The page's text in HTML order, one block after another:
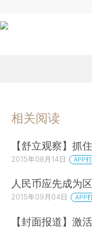
相关阅读
【舒立观察】抓
2015年08月14日 APP
人民币应先成为
2015年09月04日 APP
【封面报道】激